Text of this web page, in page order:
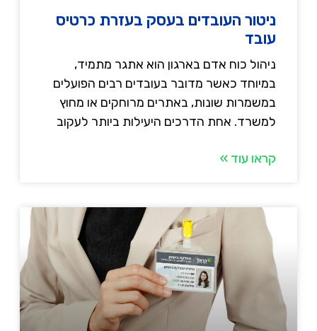
ניטור העובדים בעסק בעזרת כרטיס
עובד
ניהול כוח אדם בארגון הוא אתגר מתמיד,
במיוחד כאשר מדובר בעובדים רבים הפועלים
במשמרות שונות, באתרים מרוחקים או מחוץ
למשרד. אחת הדרכים היעילות ביותר לעקוב
קראו עוד »